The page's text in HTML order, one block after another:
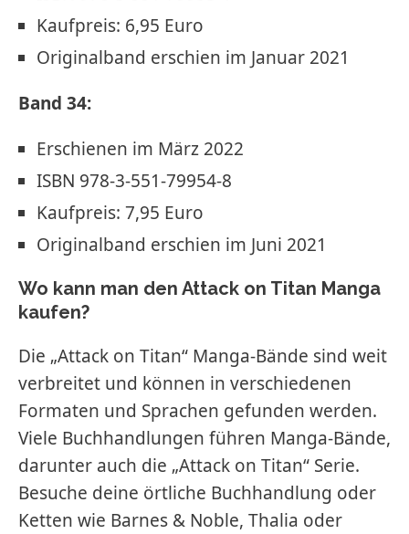
Kaufpreis: 6,95 Euro
Originalband erschien im Januar 2021
Band 34:
Erschienen im März 2022
ISBN 978-3-551-79954-8
Kaufpreis: 7,95 Euro
Originalband erschien im Juni 2021
Wo kann man den Attack on Titan Manga
kaufen?
Die „Attack on Titan“ Manga-Bände sind weit
verbreitet und können in verschiedenen
Formaten und Sprachen gefunden werden.
Viele Buchhandlungen führen Manga-Bände,
darunter auch die „Attack on Titan“ Serie.
Besuche deine örtliche Buchhandlung oder
Ketten wie Barnes & Noble, Thalia oder